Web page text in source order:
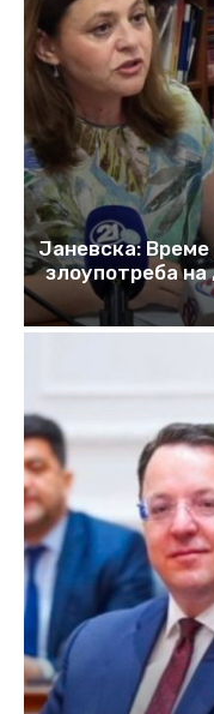
Јаневска:
злоупотреба на